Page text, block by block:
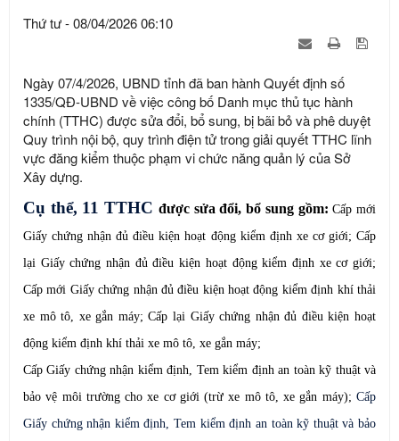
Thứ tư - 08/04/2026 06:10
Ngày 07/4/2026, UBND tỉnh đã ban hành Quyết định số
1335/QĐ-UBND về việc công bố Danh mục thủ tục hành
chính (TTHC) được sửa đổi, bổ sung, bị bãi bỏ và phê duyệt
Quy trình nội bộ, quy trình điện tử trong giải quyết TTHC lĩnh
vực đăng kiểm thuộc phạm vi chức năng quản lý của Sở
Xây dựng.
Cụ thể, 11 TTHC được sửa đổi, bổ sung gồm: Cấp mới
Giấy chứng nhận đủ điều kiện hoạt động kiểm định xe cơ giới; Cấp
lại Giấy chứng nhận đủ điều kiện hoạt động kiểm định xe cơ giới;
Cấp mới Giấy chứng nhận đủ điều kiện hoạt động kiểm định khí thải
xe mô tô, xe gắn máy; Cấp lại Giấy chứng nhận đủ điều kiện hoạt
động kiểm định khí thải xe mô tô, xe gắn máy;
Cấp Giấy chứng nhận kiểm định, Tem kiểm định an toàn kỹ thuật và
bảo vệ môi trường cho xe cơ giới (trừ xe mô tô, xe gắn máy); Cấp
Giấy chứng nhận kiểm định, Tem kiểm định an toàn kỹ thuật và bảo